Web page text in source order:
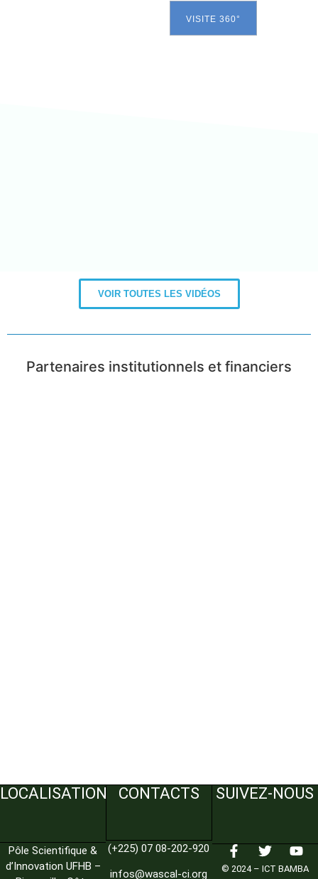
VISITE 360°
VOIR TOUTES LES VIDÉOS
Partenaires institutionnels et financiers
LOCALISATION
Pôle Scientifique &
d’Innovation UFHB –
CONTACTS
(+225) 07 08-202-920
infos@wascal-ci.org
SUIVEZ-NOUS
© 2024 – ICT BAMBA